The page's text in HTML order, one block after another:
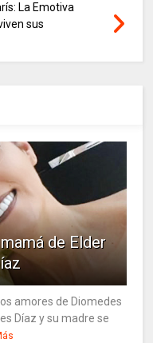
La Emotiva
sus
de Elder
amores de Diomedes
Díaz y su madre se